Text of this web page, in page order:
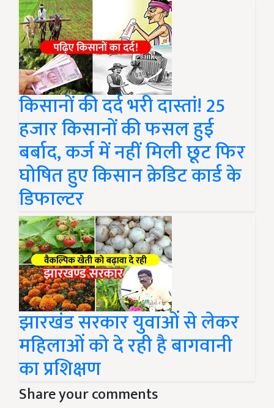
किसानों की दर्द भरी दास्तां! 25
हजार किसानों की फसल हुई
बर्बाद, कर्ज में नहीं मिली छूट फिर
घोषित हुए किसान क्रेडिट कार्ड के
डिफाल्टर
झारखंड सरकार युवाओं से लेकर
महिलाओं को दे रही है बागवानी
का प्रशिक्षण
Share your comments